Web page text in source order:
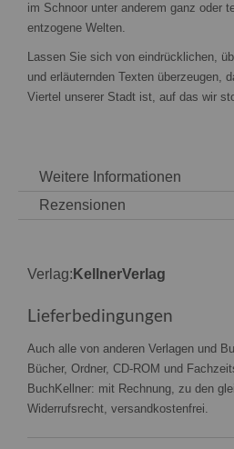
im Schnoor unter anderem ganz oder
entzogene Welten.
Lassen Sie sich von eindrücklichen,
und erläuternden Texten überzeugen,
Viertel unserer Stadt ist, auf das wir
Weitere Informationen
Rezensionen
Verlag:KellnerVerlag
Lieferbedingungen
Auch alle von anderen Verlagen und
Bücher, Ordner, CD-ROM und
BuchKellner: mit Rechnung, zu den
Widerrufsrecht, versandkostenfrei.